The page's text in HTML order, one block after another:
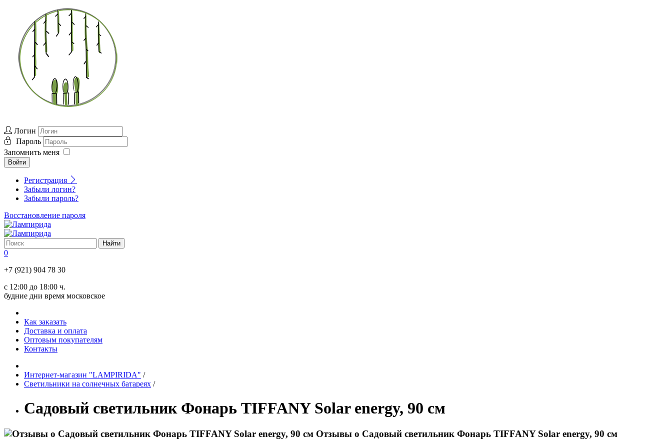
Логин
Пароль
Запомнить меня
Войти
Регистрация
Забыли логин?
Забыли пароль?
Восстановление пароля
0
+7 (921) 904 78 30
с 12:00 до 18:00 ч.
будние дни время московское
Как заказать
Доставка и оплата
Оптовым покупателям
Контакты
Интернет-магазин "LAMPIRIDA" /
Светильники на солнечных батареях /
Садовый светильник Фонарь TIFFANY Solar energy, 90 см
Отзывы о Садовый светильник Фонарь TIFFANY Solar energy, 90 см